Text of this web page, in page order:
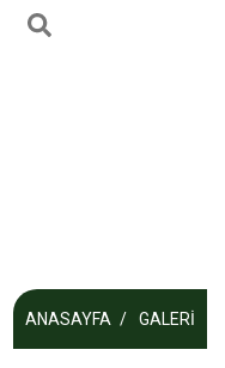
ANASAYFA GALERI